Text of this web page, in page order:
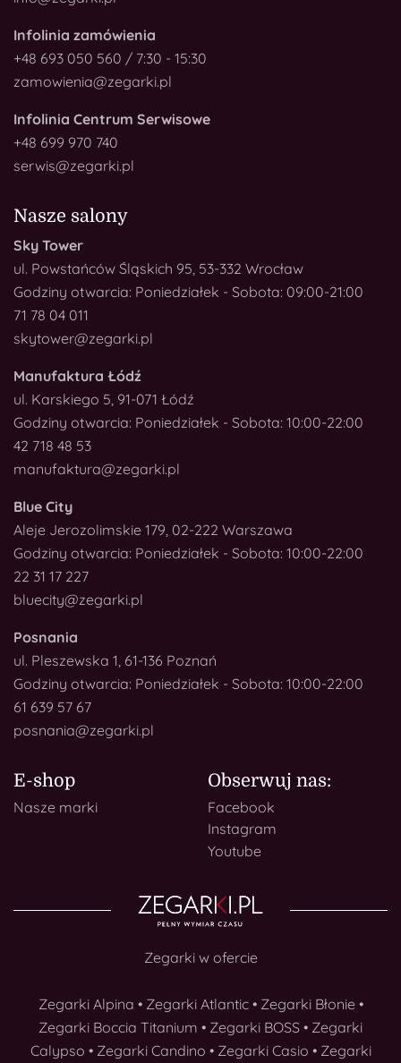
Infolinia zamówienia
+48 693 050 560 / 7:30 - 15:30
zamowienia@zegarki.pl
Infolinia Centrum Serwisowe
+48 699 970 740
serwis@zegarki.pl
Nasze salony
Sky Tower
ul. Powstańców Śląskich 95, 53-332 Wrocław
Godziny otwarcia: Poniedziałek - Sobota: 09:00-21:00
71 78 04 011
skytower@zegarki.pl
Manufaktura Łódź
ul. Karskiego 5, 91-071 Łódź
Godziny otwarcia: Poniedziałek - Sobota: 10:00-22:00
42 718 48 53
manufaktura@zegarki.pl
Blue City
Aleje Jerozolimskie 179, 02-222 Warszawa
Godziny otwarcia: Poniedziałek - Sobota: 10:00-22:00
22 31 17 227
bluecity@zegarki.pl
Posnania
ul. Pleszewska 1, 61-136 Poznań
Godziny otwarcia: Poniedziałek - Sobota: 10:00-22:00
61 639 57 67
posnania@zegarki.pl
E-shop
Nasze marki
Obserwuj nas:
Facebook
Instagram
Youtube
Zegarki w ofercie
Zegarki Alpina • Zegarki Atlantic• Zegarki Błonie•
Zegarki Boccia Titanium • Zegarki BOSS • Zegarki
Calypso • Zegarki Candino • Zegarki Casio • Zegarki